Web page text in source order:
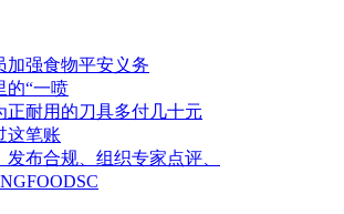
加强食物平安义务
的“一喷
正耐用的刀具多付几十元
这笔账
发布合规、组织专家点评、